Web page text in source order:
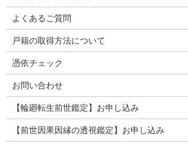
よくあるご質問
戸籍の取得方法について
憑依チェック
お問い合わせ
【輪廻転生前世鑑定】お申し込み
【前世因果因縁の透視鑑定】お申し込み